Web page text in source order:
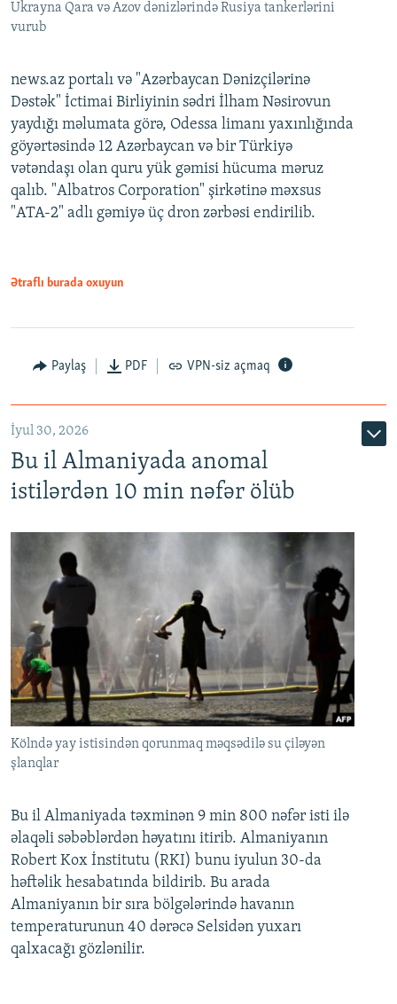
Ukrayna Qara və Azov dənizlərində Rusiya tankerlərini
vurub
news.az portalı və "Azərbaycan Dənizçilərinə
Dəstək" İctimai Birliyinin sədri İlham Nəsirovun
yaydığı məlumata görə, Odessa limanı yaxınlığında
göyərtəsində 12 Azərbaycan və bir Türkiyə
vətəndaşı olan quru yük gəmisi hücuma məruz
qalıb. "Albatros Corporation" şirkətinə məxsus
"ATA-2" adlı gəmiyə üç dron zərbəsi endirilib.
Ətraflı burada oxuyun
Paylaş PDF VPN-siz açmaq
İyul 30, 2026
Bu il Almaniyada anomal
istilərdən 10 min nəfər ölüb
Kölndə yay istisindən qorunmaq məqsədilə su çiləyən
şlanqlar
Bu il Almaniyada təxminən 9 min 800 nəfər isti ilə
əlaqəli səbəblərdən həyatını itirib. Almaniyanın
Robert Kox İnstitutu (RKI) bunu iyulun 30-da
həftəlik hesabatında bildirib. Bu arada
Almaniyanın bir sıra bölgələrində havanın
temperaturunun 40 dərəcə Selsidən yuxarı
qalxacağı gözlənilir.